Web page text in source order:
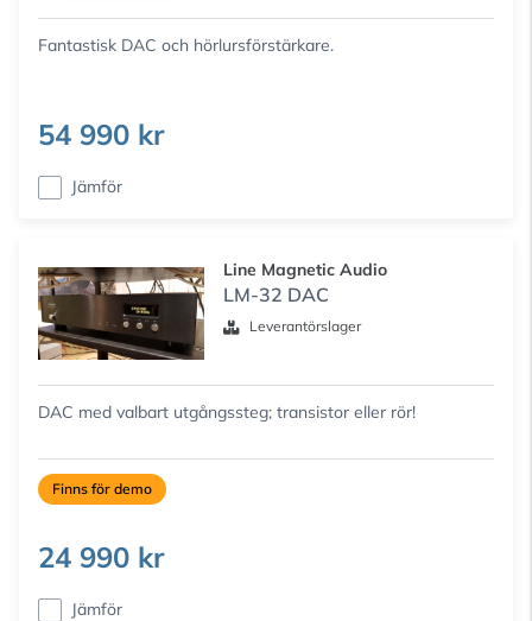
Fantastisk DAC och hörlursförstärkare.
54 990 kr
Jämför
Line Magnetic Audio
LM-32 DAC
Leverantörslager
DAC med valbart utgångssteg; transistor eller rör!
Finns för demo
24 990 kr
Jämför